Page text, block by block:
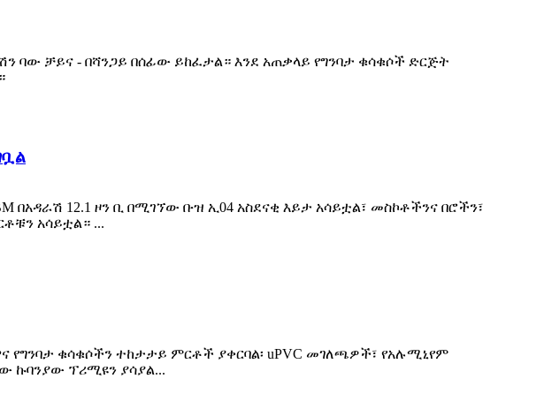
ባው ቻይና - በሻንጋይ በሰፊው ይከፈታል። እንደ አጠቃላይ የግንባታ ቁሳቁሶች ድርጅት
በአዳራሽ 12.1 ዞን ቢ በሚገኘው ቡዝ ኢ04 አስደናቂ እይታ አሳይቷል፣ መስኮቶችንና በሮችን፣
አሳይቷል። ...
የግንባታ ቁሳቁሶችን ተከታታይ ምርቶች ያቀርባል፡ uPVC መገለጫዎች፣ የአሉሚኒየም
ኩባንያው ፕሪሚዩን ያሳያል...